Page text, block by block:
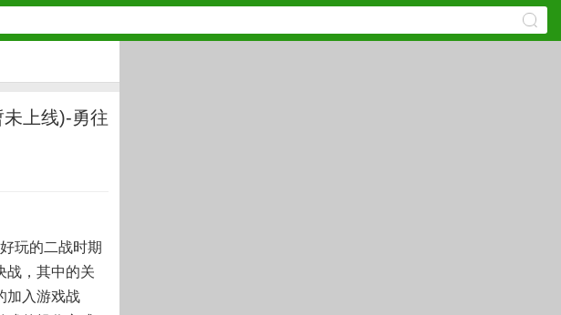
上线)-勇往
玩的二战时期
战，其中的关
加入游戏战